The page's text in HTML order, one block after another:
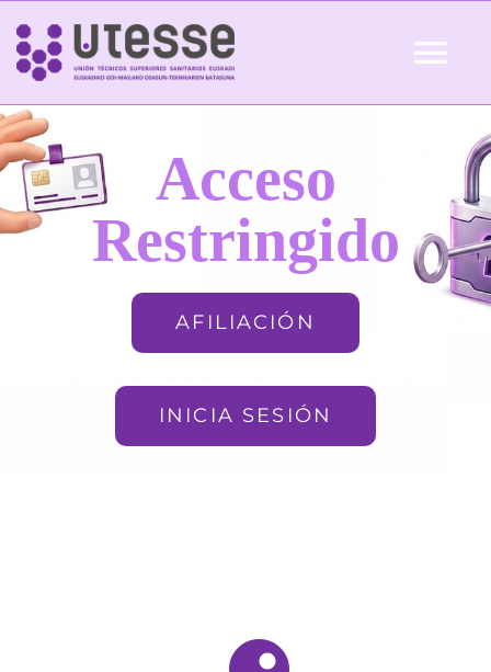
Skip
content
Inicio
QUIÉNES SOMOS Acceso
Restringido
AFILIACIÓN
INICIA SESIÓN